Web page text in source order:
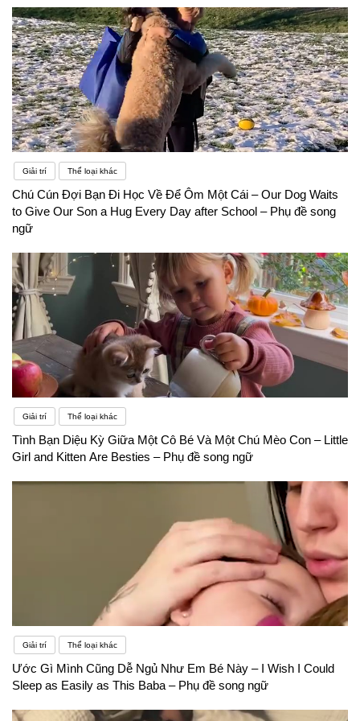
soạn một danh sách các từ vựng mà bạn muốn ghi
nhớ. Ai học thuộc được chúng trước sẽ là người
thắng cuộc.
Giải trí Thể loại khác
Chú Cún Đợi Bạn Đi Học Về Để Ôm Một Cái – Our Dog Waits
to Give Our Son a Hug Every Day after School – Phụ đề song
ngữ
Giải trí Thể loại khác
Tình Bạn Diệu Kỳ Giữa Một Cô Bé Và Một Chú Mèo Con – Little
Girl and Kitten Are Besties – Phụ đề song ngữ
Giải trí Thể loại khác
Ước Gì Mình Cũng Dễ Ngủ Như Em Bé Này – I Wish I Could
Sleep as Easily as This Baba – Phụ đề song ngữ